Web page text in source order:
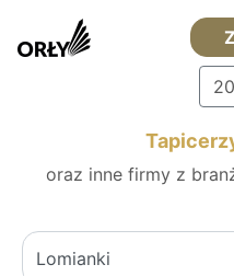
oraz inne firmy z